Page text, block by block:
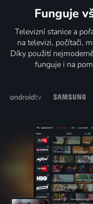
Funguje
Televizní stanice a
na televizi, počítači,
Díky použití
funguje i na